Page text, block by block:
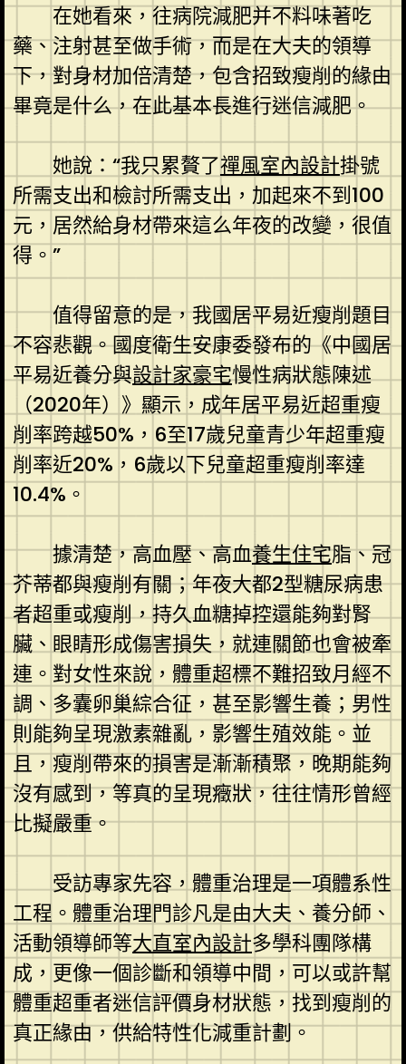
在她看來，往病院減肥并不料味著吃
藥、注射甚至做手術，而是在大夫的領導
下，對身材加倍清楚，包含招致瘦削的緣由
畢竟是什么，在此基本長進行迷信減肥。
她說：“我只累贅了禪風室內設計掛號
所需支出和檢討所需支出，加起來不到100
元，居然給身材帶來這么年夜的改變，很值
得。”
值得留意的是，我國居平易近瘦削題目
不容悲觀。國度衛生安康委發布的《中國居
平易近養分與設計家豪宅慢性病狀態陳述
（2020年）》顯示，成年居平易近超重瘦
削率跨越50%，6至17歲兒童青少年超重瘦
削率近20%，6歲以下兒童超重瘦削率達
10.4%。
據清楚，高血壓、高血養生住宅脂、冠
芥蒂都與瘦削有關；年夜大都2型糖尿病患
者超重或瘦削，持久血糖掉控還能夠對腎
臟、眼睛形成傷害損失，就連關節也會被牽
連。對女性來說，體重超標不難招致月經不
調、多囊卵巢綜合征，甚至影響生養；男性
則能夠呈現激素雜亂，影響生殖效能。並
且，瘦削帶來的損害是漸漸積聚，晚期能夠
沒有感到，等真的呈現癥狀，往往情形曾經
比擬嚴重。
受訪專家先容，體重治理是一項體系性
工程。體重治理門診凡是由大夫、養分師、
活動領導師等大直室內設計多學科團隊構
成，更像一個診斷和領導中間，可以或許幫
體重超重者迷信評價身材狀態，找到瘦削的
真正緣由，供給特性化減重計劃。